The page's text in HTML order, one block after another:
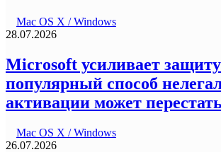
Mac OS X / Windows
28.07.2026
Microsoft усиливает
популярный способ
активации может
Mac OS X / Windows
26.07.2026